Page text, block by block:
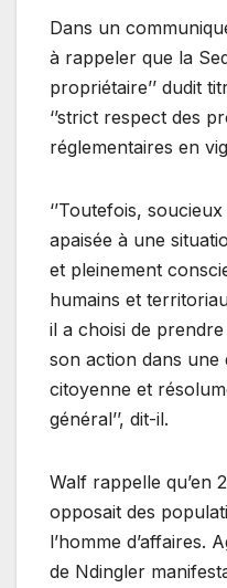
Dans un
à rappeler que la
propriétaire’’ dudit
‘’strict respect des
réglementaires en
‘’Toutefois,
apaisée à une
et pleinement
humains et
il a choisi de
son action dans une
citoyenne et
général’’, dit-il.
Walf rappelle qu’en
opposait des
l’homme d’affaires.
de Ndingler